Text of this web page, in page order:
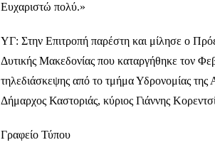
Ευχαριστώ πολύ.»
ΥΓ: Στην Επιτροπή παρέστη και μίλησε ο
Δυτικής Μακεδονίας που καταργήθηκε τον
τηλεδιάσκεψης από το τμήμα Υδρονομίας της
Δήμαρχος Καστοριάς, κύριος Γιάννης
Γραφείο Τύπου